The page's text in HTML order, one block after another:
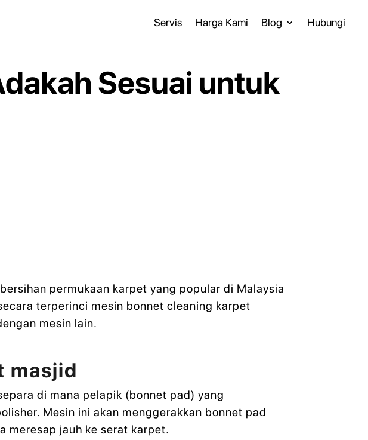
Servis Harga Kami Blog Hubungi
Sesuai untuk
permukaan karpet yang popular di Malaysia
terperinci mesin bonnet cleaning karpet
mesin lain.
masjid
di mana pelapik (bonnet pad) yang
Mesin ini akan menggerakkan bonnet pad
meresap jauh ke serat karpet.